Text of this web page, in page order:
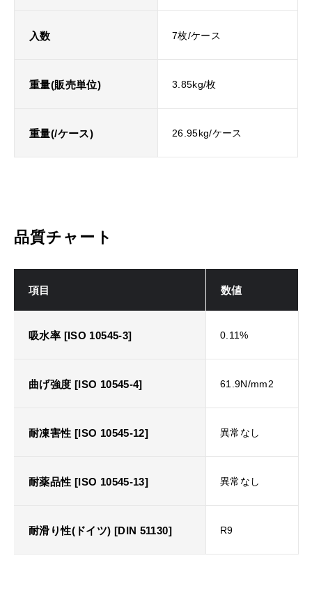
入数 7枚/ケース
重量(販売単位) 3.85kg/枚
重量(/ケース) 26.95kg/ケース
品質チャート
項目 数値
吸水率 [ISO 10545-3] 0.11%
曲げ強度 [ISO 10545-4] 61.9N/mm2
耐凍害性 [ISO 10545-12] 異常なし
耐薬品性 [ISO 10545-13] 異常なし
耐滑り性(ドイツ) [DIN 51130] R9